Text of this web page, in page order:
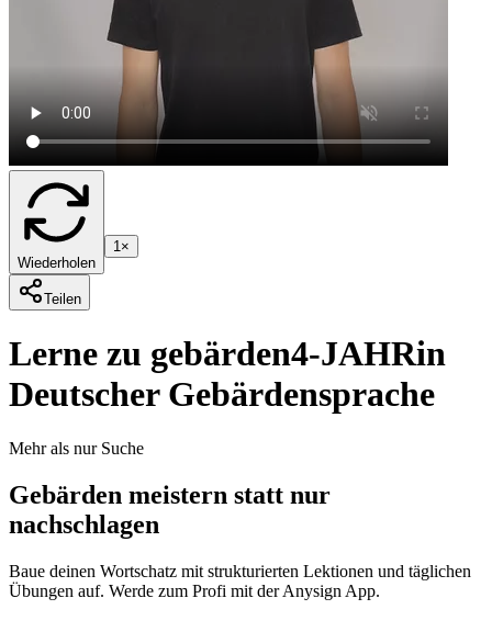
Wiederholen
1×
Teilen
Lerne zu gebärden4-JAHRin
Deutscher Gebärdensprache
Mehr als nur Suche
Gebärden meistern statt nur
nachschlagen
Baue deinen Wortschatz mit strukturierten Lektionen und täglichen
Übungen auf. Werde zum Profi mit der Anysign App.